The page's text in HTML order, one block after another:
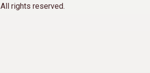
All rights reserved.